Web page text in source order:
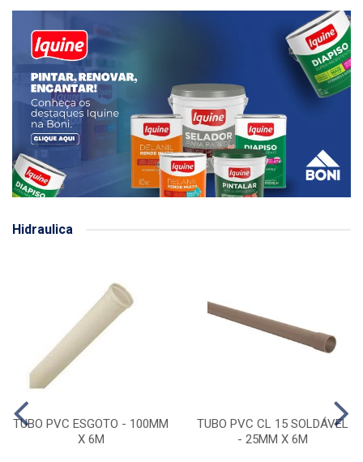
Hidraulica
TUBO PVC ESGOTO - 100MM
X 6M
TUBO PVC CL 15 SOLDÁVEL
- 25MM X 6M